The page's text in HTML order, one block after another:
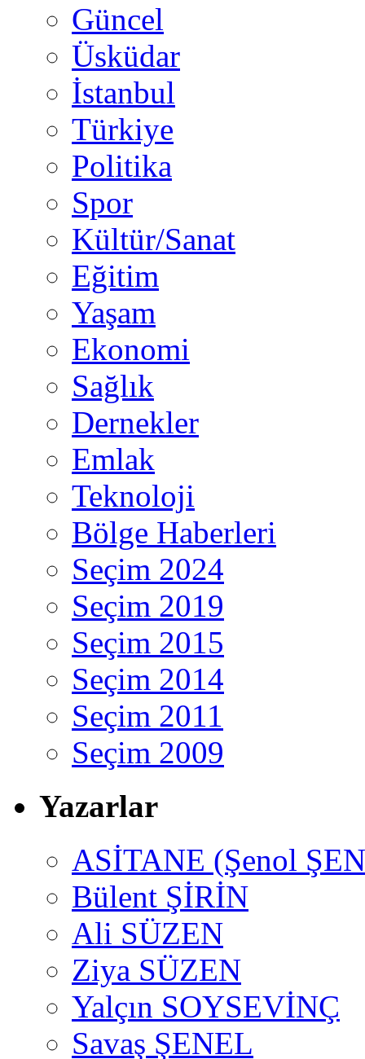
Güncel
Üsküdar
İstanbul
Türkiye
Politika
Spor
Kültür/Sanat
Eğitim
Yaşam
Ekonomi
Sağlık
Dernekler
Emlak
Teknoloji
Bölge Haberleri
Seçim 2024
Seçim 2019
Seçim 2015
Seçim 2014
Seçim 2011
Seçim 2009
Yazarlar
ASİTANE (Şenol
Bülent ŞİRİN
Ali SÜZEN
Ziya SÜZEN
Yalçın SOYSEVİNÇ
Savaş ŞENEL